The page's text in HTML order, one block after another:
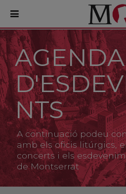
PORTADA
Monestir
Cultura
Actualitat
Fundació
Visita'ns
Ofrenes
AGENDA
NTS
A continuació podeu
amb els oficis litúrgics,
concerts i els
de Montserrat